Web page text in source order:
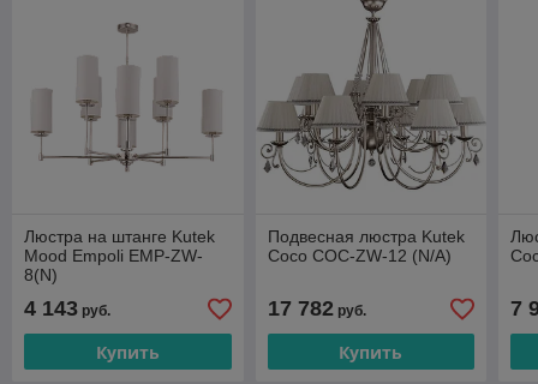
Люстра на штанге Kutek
Mood Empoli EMP-ZW-
8(N)
4 143 руб.
Купить
Подвесная люстра Kutek
Coco COC-ZW-12 (N/A)
17 782руб.
Купить
7